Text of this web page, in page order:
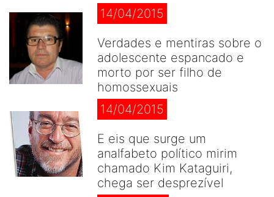
14/04/2015
Verdades e mentiras sobre o
adolescente espancado e
morto por ser filho de
homossexuais
14/04/2015
E eis que surge um
analfabeto político mirim
chamado Kim Kataguiri,
chega ser desprezível